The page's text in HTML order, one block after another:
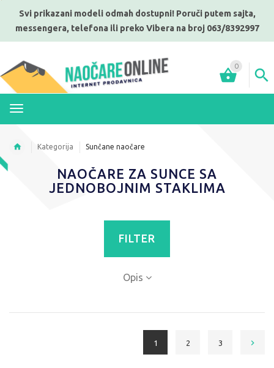
Svi prikazani modeli odmah dostupni! Poruči putem sajta,
messengera, telefona ili preko Vibera na broj 063/8392997
0
Kategorija Sunčane naočare
NAOČARE ZA SUNCE SA
JEDNOBOJNIM STAKLIMA
FILTER
Opis
1 2 3